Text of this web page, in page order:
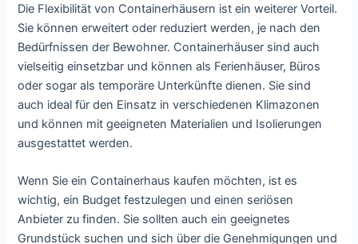
Die Flexibilität von Containerhäusern ist ein weiterer Vorteil.
Sie können erweitert oder reduziert werden, je nach den
Bedürfnissen der Bewohner. Containerhäuser sind auch
vielseitig einsetzbar und können als Ferienhäuser, Büros
oder sogar als temporäre Unterkünfte dienen. Sie sind
auch ideal für den Einsatz in verschiedenen Klimazonen
und können mit geeigneten Materialien und Isolierungen
ausgestattet werden.
Wenn Sie ein Containerhaus kaufen möchten, ist es
wichtig, ein Budget festzulegen und einen seriösen
Anbieter zu finden. Sie sollten auch ein geeignetes
Grundstück suchen und sich über die Genehmigungen und